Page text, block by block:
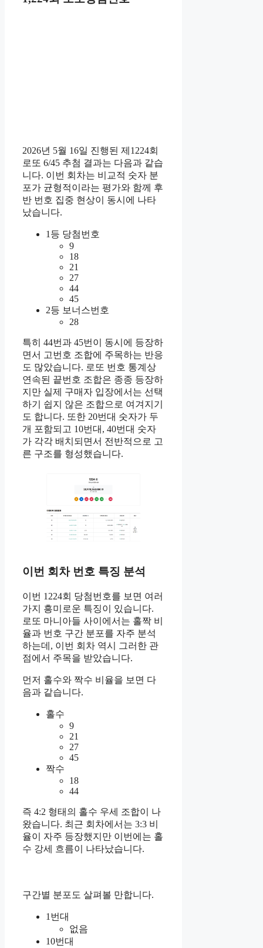
2026년 5월 16일 진행된 제1224회
로또 6/45 추첨 결과는 다음과 같습
니다. 이번 회차는 비교적 숫자 분
포가 균형적이라는 평가와 함께 후
반 번호 집중 현상이 동시에 나타
났습니다.
1등 당첨번호
9
18
21
27
44
45
2등 보너스번호
28
특히 44번과 45번이 동시에 등장하
면서 고번호 조합에 주목하는 반응
도 많았습니다. 로또 번호 통계상
연속된 끝번호 조합은 종종 등장하
지만 실제 구매자 입장에서는 선택
하기 쉽지 않은 조합으로 여겨지기
도 합니다. 또한 20번대 숫자가 두
개 포함되고 10번대, 40번대 숫자
가 각각 배치되면서 전반적으로 고
른 구조를 형성했습니다.
이번 회차 번호 특징 분석
이번 1224회 당첨번호를 보면 여러
가지 흥미로운 특징이 있습니다.
로또 마니아들 사이에서는 홀짝 비
율과 번호 구간 분포를 자주 분석
하는데, 이번 회차 역시 그러한 관
점에서 주목을 받았습니다.
먼저 홀수와 짝수 비율을 보면 다
음과 같습니다.
홀수
9
21
27
45
짝수
18
44
즉 4:2 형태의 홀수 우세 조합이 나
왔습니다. 최근 회차에서는 3:3 비
율이 자주 등장했지만 이번에는 홀
수 강세 흐름이 나타났습니다.
구간별 분포도 살펴볼 만합니다.
1번대
없음
10번대